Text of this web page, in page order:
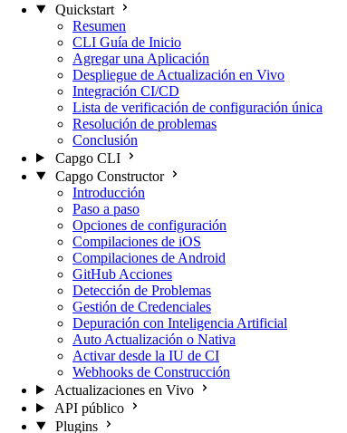
Quickstart
Resumen
CLI Guía de Inicio
Agregar una Aplicación
Despliegue de Actualización en Vivo
Integración CI/CD
Lista de verificación de configuración única
Resolución de problemas
Conclusión
Capgo CLI
Capgo Constructor
Introducción
Paso a paso
Opciones de configuración
Compilaciones de iOS
Compilaciones de Android
GitHub Acciones
Detección de Problemas
Gestión de Credenciales
Depuración con Inteligencia Artificial
Auto Actualización o Nativa
Activar desde la IU de CI
Webhooks de Construcción
Actualizaciones en Vivo
API público
Plugins